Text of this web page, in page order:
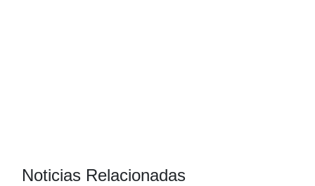
Noticias Relacionadas